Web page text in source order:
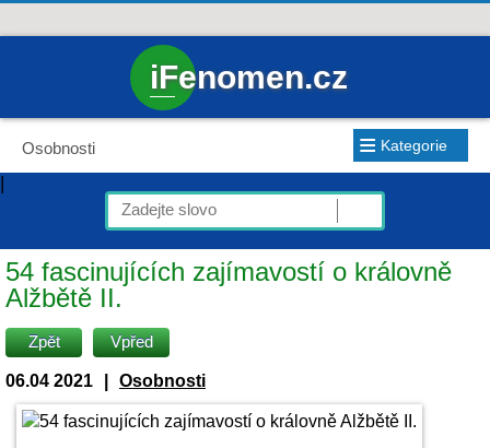
iFenomen.cz
Osobnosti ≡ Kategorie
|
54 fascinujících zajímavostí o královně
Alžbětě II.
Zpět Vpřed
06.04 2021 Osobnosti